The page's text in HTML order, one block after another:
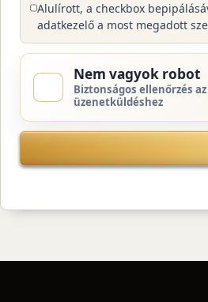
Alulírott, a checkbox
adatkezelő a most megadott
Nem vagyok robot
Biztonságos ellenőrzés az
üzenetküldéshez